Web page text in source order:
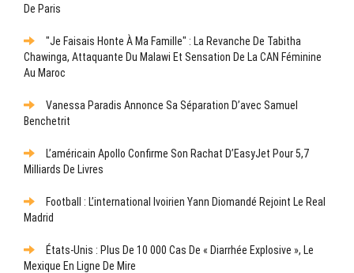
De Paris
"Je Faisais Honte À Ma Famille" : La Revanche De Tabitha
Chawinga, Attaquante Du Malawi Et Sensation De La CAN Féminine
Au Maroc
Vanessa Paradis Annonce Sa Séparation D’avec Samuel
Benchetrit
L’américain Apollo Confirme Son Rachat D’EasyJet Pour 5,7
Milliards De Livres
Football : L’international Ivoirien Yann Diomandé Rejoint Le Real
Madrid
États-Unis : Plus De 10 000 Cas De « Diarrhée Explosive », Le
Mexique En Ligne De Mire